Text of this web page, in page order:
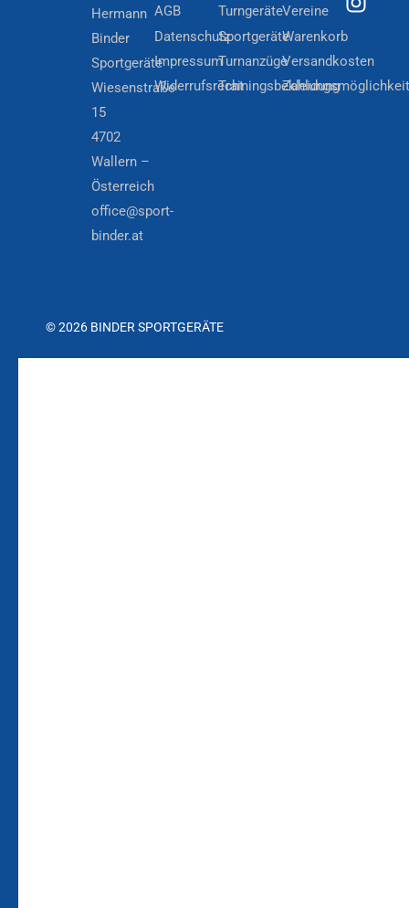
Hermann
Binder
Sportgeräte
Wiesenstraße
15
4702
Wallern –
Österreich
office@sport-
binder.at
AGB
Datenschutz
Impressum
Widerrufsrecht
Turngeräte
Sportgeräte
Turnanzüge
Trainingsbekleidung
Vereine
Warenkorb
Versandkosten
© 2026 BINDER SPORTGERÄTE